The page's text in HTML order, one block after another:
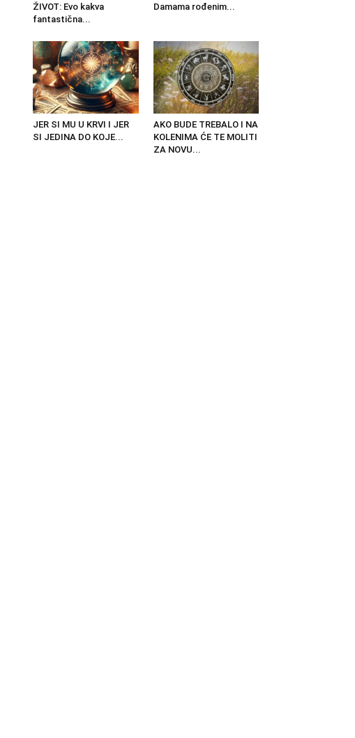
ŽIVOT: Evo kakva
fantastična...
Damama rođenim...
JER SI MU U KRVI I JER
SI JEDINA DO KOJE...
AKO BUDE TREBALO I NA
KOLENIMA ĆE TE MOLITI
ZA NOVU...